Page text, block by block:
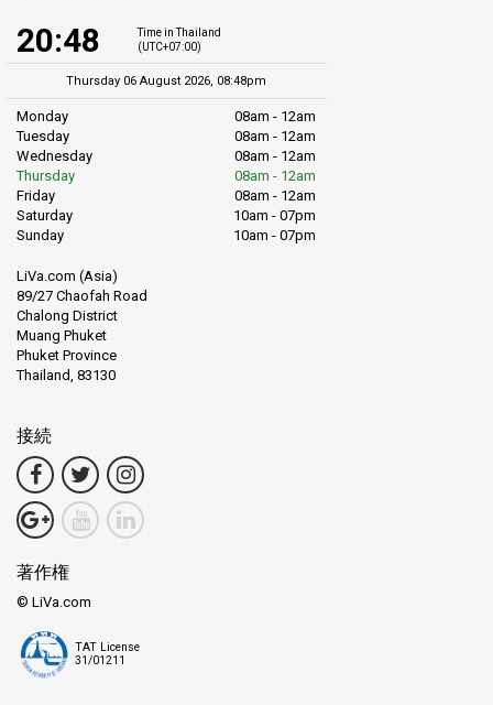
20:48
Time in Thailand
(UTC+07:00)
Thursday 06 August 2026, 08:48pm
Monday
08am - 12am
Tuesday
08am - 12am
Wednesday
08am - 12am
Thursday
08am - 12am
Friday
08am - 12am
Saturday
10am - 07pm
Sunday
10am - 07pm
LiVa.com (Asia)
89/27 Chaofah Road
Chalong District
Muang Phuket
Phuket Province
Thailand, 83130
接続
著作権
© LiVa.com
TAT License
31/01211